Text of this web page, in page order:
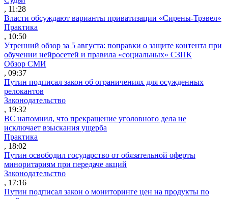
, 11:28
Власти обсуждают варианты приватизации «Сирены-Трэвел»
Практика
, 10:50
Утренний обзор за 5 августа: поправки о защите контента при
обучении нейросетей и правила «социальных» СЗПК
Обзор СМИ
, 09:37
Путин подписал закон об ограничениях для осужденных
релокантов
Законодательство
, 19:32
ВС напомнил, что прекращение уголовного дела не
исключает взыскания ущерба
Практика
, 18:02
Путин освободил государство от обязательной оферты
миноритариям при передаче акций
Законодательство
, 17:16
Путин подписал закон о мониторинге цен на продукты по